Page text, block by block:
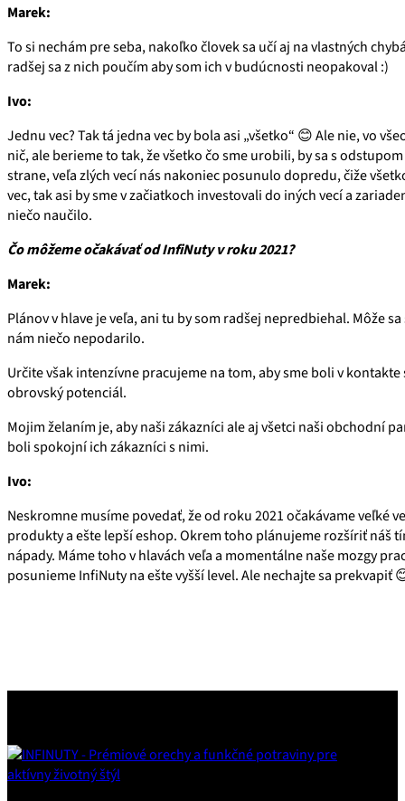
Marek:
To si nechám pre seba, nakoľko človek sa učí aj na vlastných
radšej sa z nich poučím aby som ich v budúcnosti neopakoval :)
Ivo:
Jednu vec? Tak tá jedna vec by bola asi „všetko“ 😊Ale nie, vo
nič, ale berieme to tak, že všetko čo sme urobili, by sa s
strane, veľa zlých vecí nás nakoniec posunulo dopredu, čiže
vec, tak asi by sme v začiatkoch investovali do iných vecí a
niečo naučilo.
Čo môžeme očakávať od InfiNuty v roku 2021?
Marek:
Plánov v hlave je veľa, ani tu by som radšej nepredbiehal. Môže
nám niečo nepodarilo.
Určite však intenzívne pracujeme na tom, aby sme boli v
obrovský potenciál.
Mojim želaním je, aby naši zákazníci ale aj všetci naši obchodní
boli spokojní ich zákazníci s nimi.
Ivo:
Neskromne musíme povedať, že od roku 2021 očakávame veľké
produkty a ešte lepší eshop. Okrem toho plánujeme rozšíriť náš
nápady. Máme toho v hlavách veľa a momentálne naše mozgy
posunieme InfiNuty na ešte vyšší level. Ale nechajte sa prekvapiť